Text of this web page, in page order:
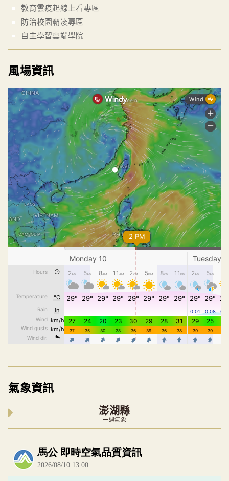
教育雲疫起線上看專區
防治校園霸凌專區
自主學習雲端學院
風場資訊
氣象資訊
澎湖縣
一週氣象
內嵌空氣品質小工具為視覺預覽，完整即時空